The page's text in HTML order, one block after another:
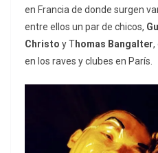
en Francia de donde surgen
entre ellos un par de chicos,
Christo y Thomas Bangalter,
en los raves y clubes en París.